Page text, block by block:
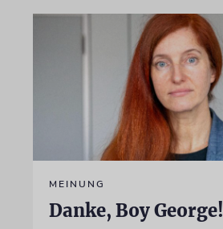
MEINUNG
Danke, Boy George!